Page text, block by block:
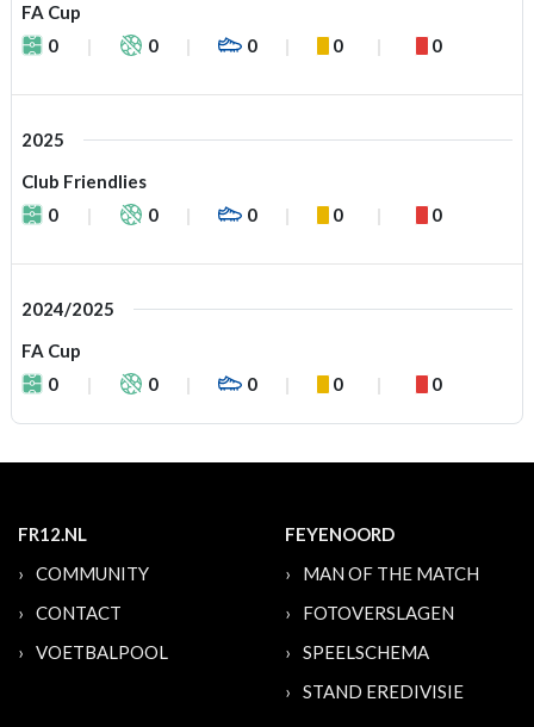
FA Cup
0
0 0 0 0
2025
Club Friendlies
0
0 0 0 0
2024/2025
FA Cup
0
0 0 0 0
FR12.NL
COMMUNITY
CONTACT
VOETBALPOOL
FEYENOORD
MAN OF THE MATCH
FOTOVERSLAGEN
SPEELSCHEMA
STAND EREDIVISIE